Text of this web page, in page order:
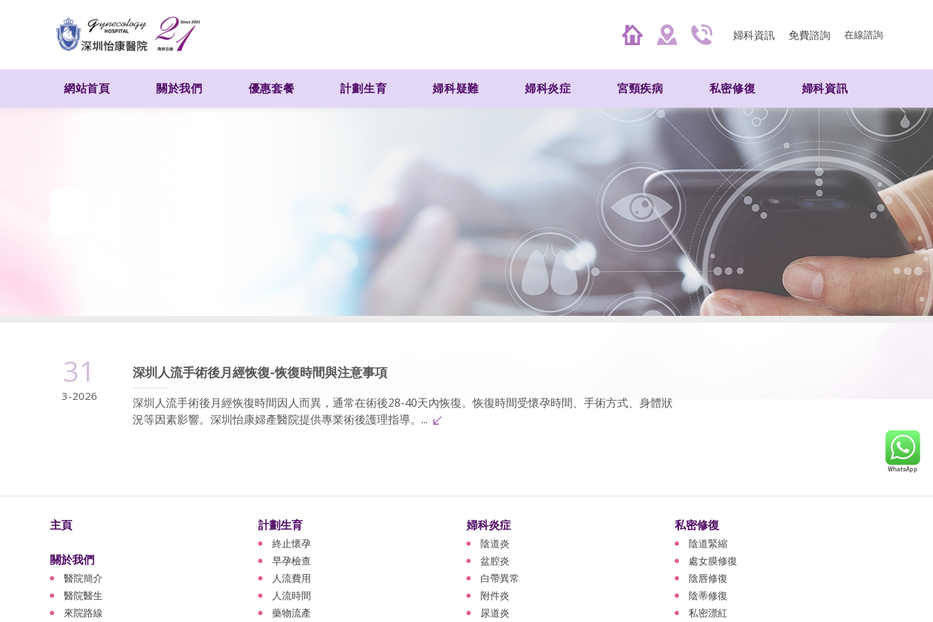
婦科資訊 免費諮詢 在線諮詢
網站首頁 關於我們 優惠套餐 計劃生育 婦科疑難 婦科炎症 宮頸疾病 私密修復 婦科資訊
31
3-2026
深圳人流手術後月經恢復-恢復時間與注意事項
深圳人流手術後月經恢復時間因人而異，通常在術後28-40天內恢復。恢復時間受懷孕時間、手術方式、身體狀
況等因素影響。深圳怡康婦產醫院提供專業術後護理指導。...
主頁
關於我們
醫院簡介
醫院醫生
來院路線
計劃生育
終止懷孕
早孕檢查
人流費用
人流時間
藥物流產
婦科炎症
陰道炎
盆腔炎
白帶異常
附件炎
尿道炎
私密修復
陰道緊縮
處女膜修復
陰唇修復
陰蒂修復
私密漂紅